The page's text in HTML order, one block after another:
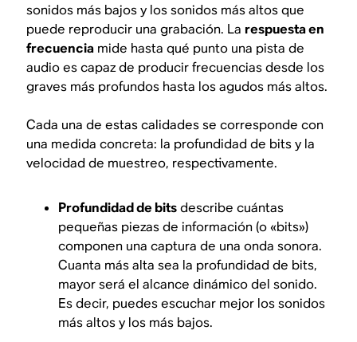
sonidos más bajos y los sonidos más altos que
puede reproducir una grabación. La respuesta en
frecuencia mide hasta qué punto una pista de
audio es capaz de producir frecuencias desde los
graves más profundos hasta los agudos más altos.
Cada una de estas calidades se corresponde con
una medida concreta: la profundidad de bits y la
velocidad de muestreo, respectivamente.
Profundidad de bitsdescribe cuántas
pequeñas piezas de información (o «bits»)
componen una captura de una onda sonora.
Cuanta más alta sea la profundidad de bits,
mayor será el alcance dinámico del sonido.
Es decir, puedes escuchar mejor los sonidos
más altos y los más bajos.